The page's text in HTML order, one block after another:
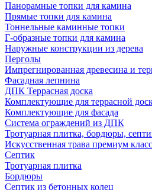
Панорамные топки для камина
Прямые топки для камина
Тоннельные каминные топки
Г-образные топки для камина
Наружные конструкции из дерева
Перголы
Импрегнированная древесина и
Фасадная лепнина
ДПК Террасная доска
Комплектующие для террасной
Комплектующие для фасада
Система ограждений из ДПК
Тротуарная плитка, бордюры,
Искусственная трава премиум
Септик
Тротуарная плитка
Бордюры
Септик из бетонных колец